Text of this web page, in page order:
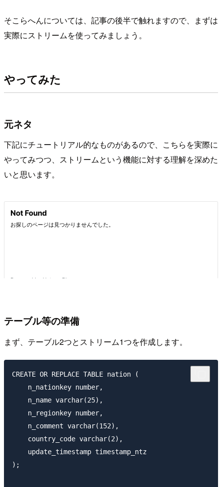
そこらへんについては、記事の後半で触れますので、まずは
実際にストリームを使ってみましょう。
やってみた
元ネタ
下記にチュートリアル的なものがあるので、こちらを実際に
やってみつつ、ストリームという機能に対する理解を深めた
いと思います。
テーブル等の準備
まず、テーブル2つとストリーム1つを作成します。
CREATE OR REPLACE TABLE nation (
    n_nationkey number,
    n_name varchar(25),
    n_regionkey number,
    n_comment varchar(152),
    country_code varchar(2),
    update_timestamp timestamp_ntz
);